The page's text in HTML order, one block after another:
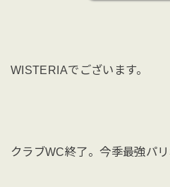
WISTERIAでございます。
クラブWC終了。今季最強パ